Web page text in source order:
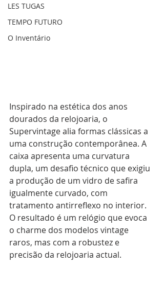
LES TUGAS
TEMPO FUTURO
O Inventário
Inspirado na estética dos anos
dourados da relojoaria, o
Supervintage alia formas clássicas a
uma construção contemporânea. A
caixa apresenta uma curvatura
dupla, um desafio técnico que exigiu
a produção de um vidro de safira
igualmente curvado, com
tratamento antirreflexo no interior.
O resultado é um relógio que evoca
o charme dos modelos vintage
raros, mas com a robustez e
precisão da relojoaria actual.